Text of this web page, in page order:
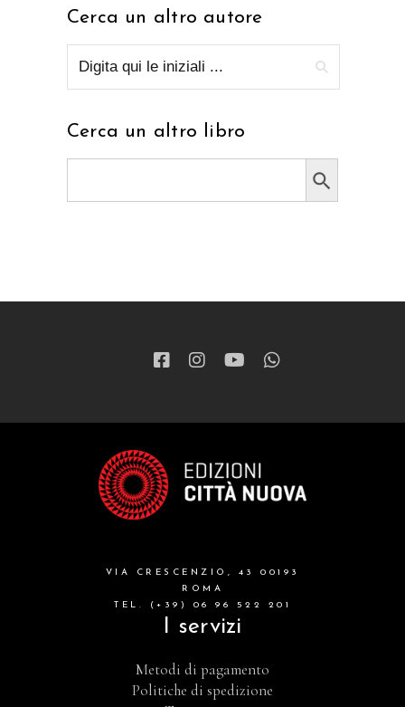
Cerca un altro autore
Cerca un altro libro
Search Button
VIA CRESCENZIO, 43 00193
ROMA
TEL. (+39) 06 96 522 201
I servizi
Metodi di pagamento
Politiche di spedizione